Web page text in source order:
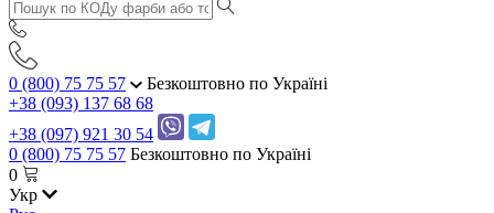
0 (800) 75 75 57
Безкоштовно по Україні
+38 (093) 137 68 68
+38 (097) 921 30 54
0 (800) 75 75 57 Безкоштовно по Україні
0
Укр